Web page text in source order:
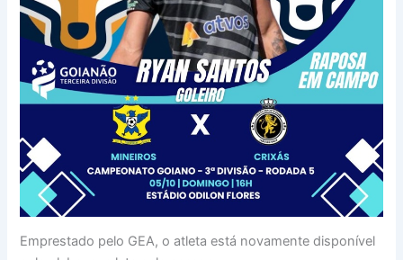
Emprestado pelo GEA, o atleta está novamente disponível